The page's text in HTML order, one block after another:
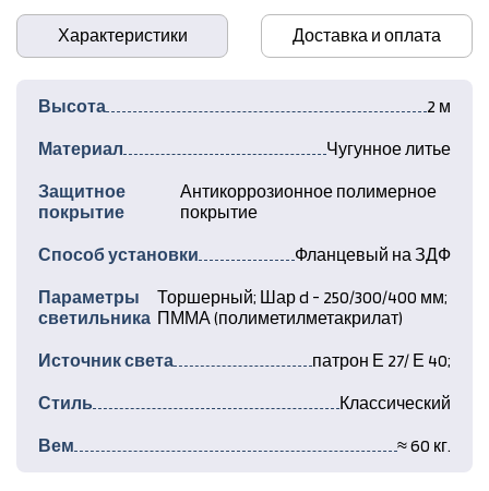
Характеристики Доставка и оплата
Высота 2 м
Материал Чугунное литье
Защитное
покрытие
Антикоррозионное полимерное
покрытие
Способ установки Фланцевый на ЗДФ
Параметры
светильника
Торшерный; Шар d - 250/300/400 мм;
ПММА (полиметилметакрилат)
Источник света патрон Е 27/ Е 40;
Стиль Классический
Вем ≈ 60 кг.